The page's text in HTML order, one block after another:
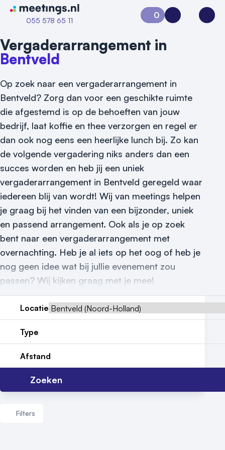
Naar home van Meetings
055 578 65 11
Vraag locatie aan
Locatiegids
Meld locatie aan
Reviews (5⭐️)
Contact
0
Aanvraag 0Inloggen
Vergaderarrangement in
Bentveld
Op zoek naar een vergaderarrangement in
Bentveld? Zorg dan voor een geschikte ruimte
die afgestemd is op de behoeften van jouw
bedrijf, laat koffie en thee verzorgen en regel er
dan ook nog eens een heerlijke lunch bij. Zo kan
de volgende vergadering niks anders dan een
succes worden en heb jij een uniek
vergaderarrangement in Bentveld geregeld waar
iedereen blij van wordt! Wij van meetings helpen
je graag bij het vinden van een bijzonder, uniek
en passend arrangement. Ook als je op zoek
bent naar een vergaderarrangement met
overnachting. Heb je al iets op het oog of heb je
nog geen idee wat bij jullie evenement zou
passen? Wij kijken graag met je mee!
Locatie
Type
Afstand
Zoeken
Filters